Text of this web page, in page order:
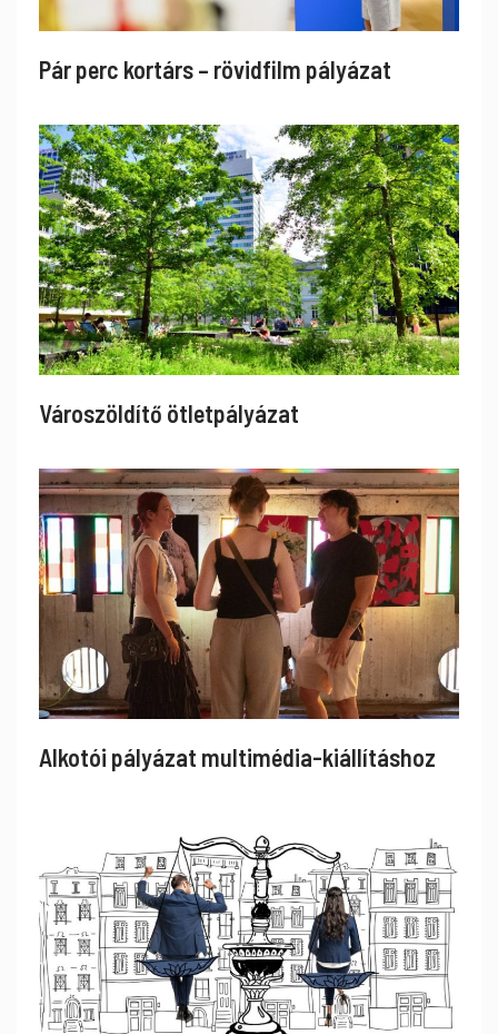
Pár perc kortárs – rövidfilm pályázat
Városzöldítő ötletpályázat
Alkotói pályázat multimédia-kiállításhoz